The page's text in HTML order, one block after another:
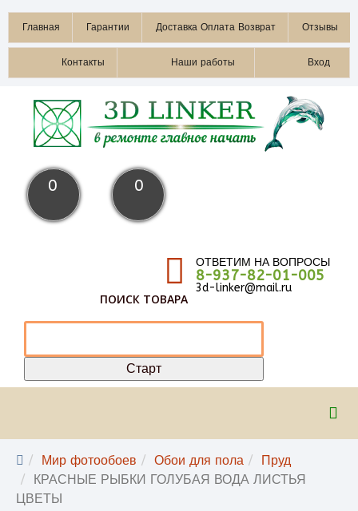
Главная Гарантии Доставка Оплата Возврат Отзывы
Контакты Наши работы Вход
0 0
ОТВЕТИМ НА ВОПРОСЫ
8-937-82-01-005
3d-linker@mail.ru
ПОИСК ТОВАРА
Мир фотообоев Обои для пола
Пруд
КРАСНЫЕ РЫБКИ ГОЛУБАЯ ВОДА ЛИСТЬЯ
ЦВЕТЫ